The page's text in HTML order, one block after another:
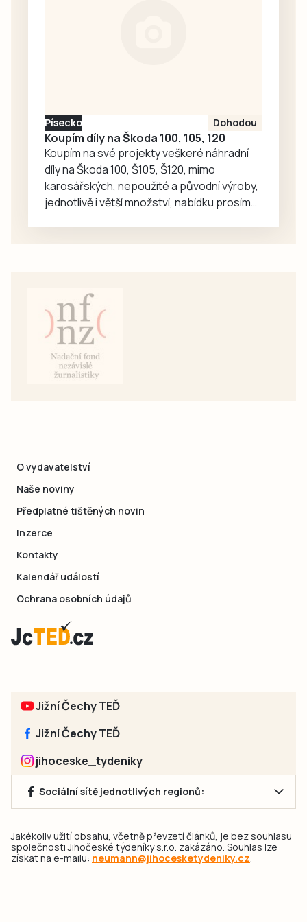
Písecko Dohodou
Koupím díly na Škoda 100, 105, 120
Koupím na své projekty veškeré náhradní
díly na Škoda 100, Š105, Š120, mimo
karosářských, nepoužité a původní výroby,
jednotlivě i větší množství, nabídku prosím
O vydavatelství
Naše noviny
Předplatné tištěných novin
Inzerce
Kontakty
Kalendář událostí
Ochrana osobních údajů
Jižní Čechy TEĎ
Jižní Čechy TEĎ
jihoceske_tydeniky
Sociální sítě jednotlivých regionů:
Jakékoliv užití obsahu, včetně převzetí článků, je bez souhlasu
společnosti Jihočeské týdeníky s.r.o. zakázáno. Souhlas lze
získat na e-mailu: neumann@jihocesketydeniky.cz